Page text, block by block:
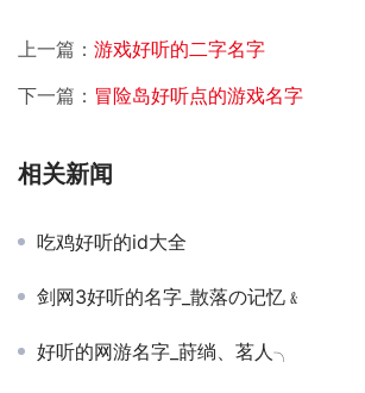
上一篇： 游戏好听的二字名字
下一篇： 冒险岛好听点的游戏名字
相关新闻
吃鸡好听的id大全
剑网3好听的名字_散落の记忆﹠
好听的网游名字_莳绱、茗人╮